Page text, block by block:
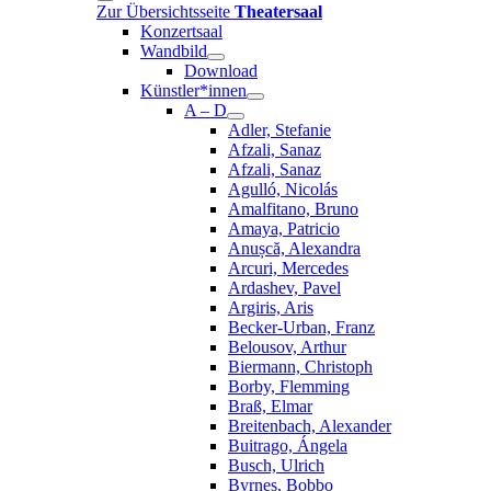
Zur Übersichtsseite Theatersaal
Konzertsaal
Wandbild
Download
Künstler*innen
A – D
Adler, Stefanie
Afzali, Sanaz
Afzali, Sanaz
Agulló, Nicolás
Amalfitano, Bruno
Amaya, Patricio
Anușcă, Alexandra
Arcuri, Mercedes
Ardashev, Pavel
Argiris, Aris
Becker-Urban, Franz
Belousov, Arthur
Biermann, Christoph
Borby, Flemming
Braß, Elmar
Breitenbach, Alexander
Buitrago, Ángela
Busch, Ulrich
Byrnes, Bobbo